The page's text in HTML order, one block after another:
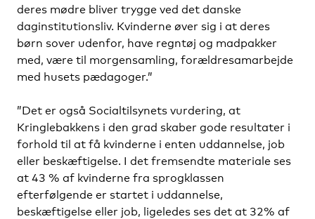
deres mødre bliver trygge ved det danske
daginstitutionsliv. Kvinderne øver sig i at deres
børn sover udenfor, have regntøj og madpakker
med, være til morgensamling, forældresamarbejde
med husets pædagoger.”
”Det er også Socialtilsynets vurdering, at
Kringlebakkens i den grad skaber gode resultater i
forhold til at få kvinderne i enten uddannelse, job
eller beskæftigelse. I det fremsendte materiale ses
at 43 % af kvinderne fra sprogklassen
efterfølgende er startet i uddannelse,
beskæftigelse eller job, ligeledes ses det at 32% af